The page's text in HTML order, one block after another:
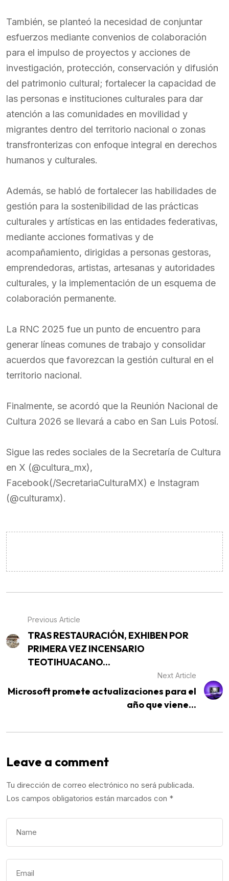
También, se planteó la necesidad de conjuntar
esfuerzos mediante convenios de colaboración
para el impulso de proyectos y acciones de
investigación, protección, conservación y difusión
del patrimonio cultural; fortalecer la capacidad de
las personas e instituciones culturales para dar
atención a las comunidades en movilidad y
migrantes dentro del territorio nacional o zonas
transfronterizas con enfoque integral en derechos
humanos y culturales.
Además, se habló de fortalecer las habilidades de
gestión para la sostenibilidad de las prácticas
culturales y artísticas en las entidades federativas,
mediante acciones formativas y de
acompañamiento, dirigidas a personas gestoras,
emprendedoras, artistas, artesanas y autoridades
culturales, y la implementación de un esquema de
colaboración permanente.
La RNC 2025 fue un punto de encuentro para
generar líneas comunes de trabajo y consolidar
acuerdos que favorezcan la gestión cultural en el
territorio nacional.
Finalmente, se acordó que la Reunión Nacional de
Cultura 2026 se llevará a cabo en San Luis Potosí.
Sigue las redes sociales de la Secretaría de Cultura
en X (@cultura_mx),
Facebook(/SecretariaCulturaMX) e Instagram
(@culturamx).
Previous Article
TRAS RESTAURACIÓN, EXHIBEN POR
PRIMERA VEZ INCENSARIO
TEOTIHUACANO...
Next Article
Microsoft promete actualizaciones para el
año que viene...
Leave a comment
Tu dirección de correo electrónico no será publicada.
Los campos obligatorios están marcados con *